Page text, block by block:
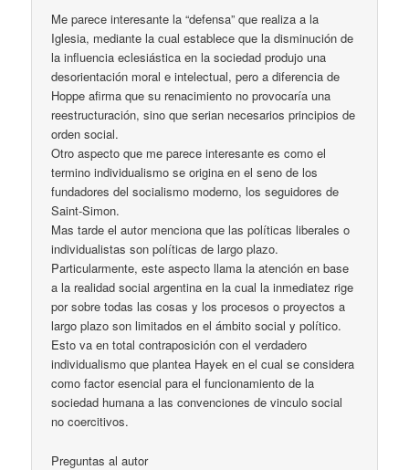
Me parece interesante la “defensa” que realiza a la
Iglesia, mediante la cual establece que la disminución de
la influencia eclesiástica en la sociedad produjo una
desorientación moral e intelectual, pero a diferencia de
Hoppe afirma que su renacimiento no provocaría una
reestructuración, sino que serian necesarios principios de
orden social.
Otro aspecto que me parece interesante es como el
termino individualismo se origina en el seno de los
fundadores del socialismo moderno, los seguidores de
Saint-Simon.
Mas tarde el autor menciona que las políticas liberales o
individualistas son políticas de largo plazo.
Particularmente, este aspecto llama la atención en base
a la realidad social argentina en la cual la inmediatez rige
por sobre todas las cosas y los procesos o proyectos a
largo plazo son limitados en el ámbito social y político.
Esto va en total contraposición con el verdadero
individualismo que plantea Hayek en el cual se considera
como factor esencial para el funcionamiento de la
sociedad humana a las convenciones de vinculo social
no coercitivos.
Preguntas al autor